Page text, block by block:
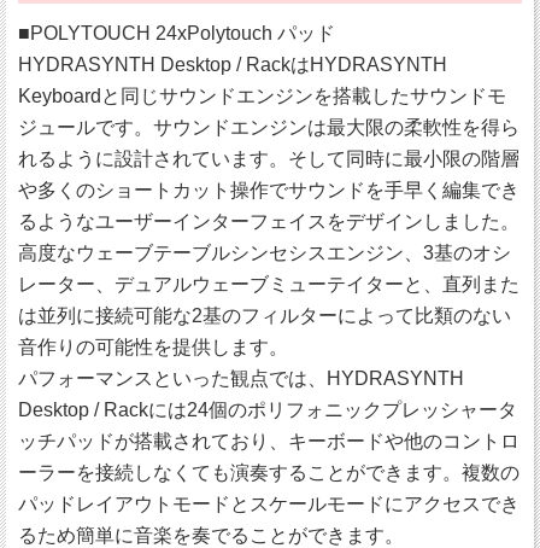
■POLYTOUCH 24xPolytouch パッド
HYDRASYNTH Desktop / RackはHYDRASYNTH
Keyboardと同じサウンドエンジンを搭載したサウンドモ
ジュールです。サウンドエンジンは最大限の柔軟性を得ら
れるように設計されています。そして同時に最小限の階層
や多くのショートカット操作でサウンドを手早く編集でき
るようなユーザーインターフェイスをデザインしました。
高度なウェーブテーブルシンセシスエンジン、3基のオシ
レーター、デュアルウェーブミューテイターと、直列また
は並列に接続可能な2基のフィルターによって比類のない
音作りの可能性を提供します。
パフォーマンスといった観点では、HYDRASYNTH
Desktop / Rackには24個のポリフォニックプレッシャータ
ッチパッドが搭載されており、キーボードや他のコントロ
ーラーを接続しなくても演奏することができます。複数の
パッドレイアウトモードとスケールモードにアクセスでき
るため簡単に音楽を奏でることができます。